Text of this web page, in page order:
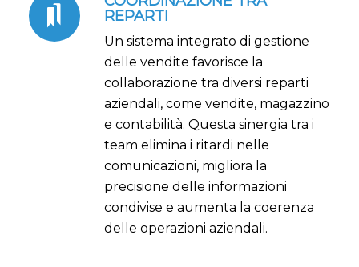
REPARTI
Un sistema integrato di gestione
delle vendite favorisce la
collaborazione tra diversi reparti
aziendali, come vendite, magazzino
e contabilità. Questa sinergia tra i
team elimina i ritardi nelle
comunicazioni, migliora la
precisione delle informazioni
condivise e aumenta la coerenza
delle operazioni aziendali.